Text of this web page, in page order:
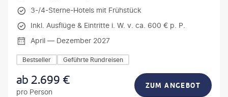
3-/4-Sterne-Hotels mit Frühstück
Inkl. Ausflüge & Eintritte i. W. v. ca. 600 € p. P.
April — Dezember 2027
Bestseller Geführte Rundreisen
ab2.699 €
pro Person
ZUM ANGEBOT